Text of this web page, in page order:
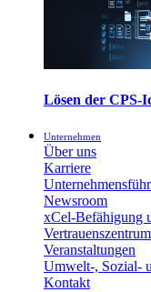
Lösen der CPS-
Unternehmen
Über uns
Karriere
Newsroom
xCel-Befähigung
Vertrauenszentrum
Veranstaltungen
Umwelt-, Sozial-
Kontakt